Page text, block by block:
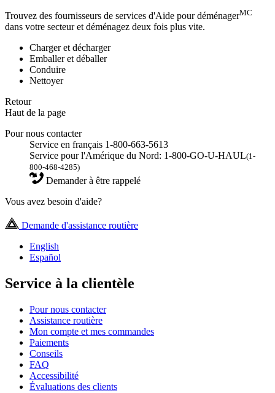
Trouvez des fournisseurs de services d'Aide pour déménagerMC
dans votre secteur et déménagez deux fois plus vite.
Charger et décharger
Emballer et déballer
Conduire
Nettoyer
Retour
Haut de la page
Pour nous contacter
Service en français 1-800-663-5613
Service pour l'Amérique du Nord: 1-800-GO-U-HAUL(1-
800-468-4285)
Demander à être rappelé
Vous avez besoin d'aide?
Demande d'assistance routière
English
Español
Service à la clientèle
Pour nous contacter
Assistance routière
Mon compte et mes commandes
Paiements
Conseils
FAQ
Accessibilité
Évaluations des clients